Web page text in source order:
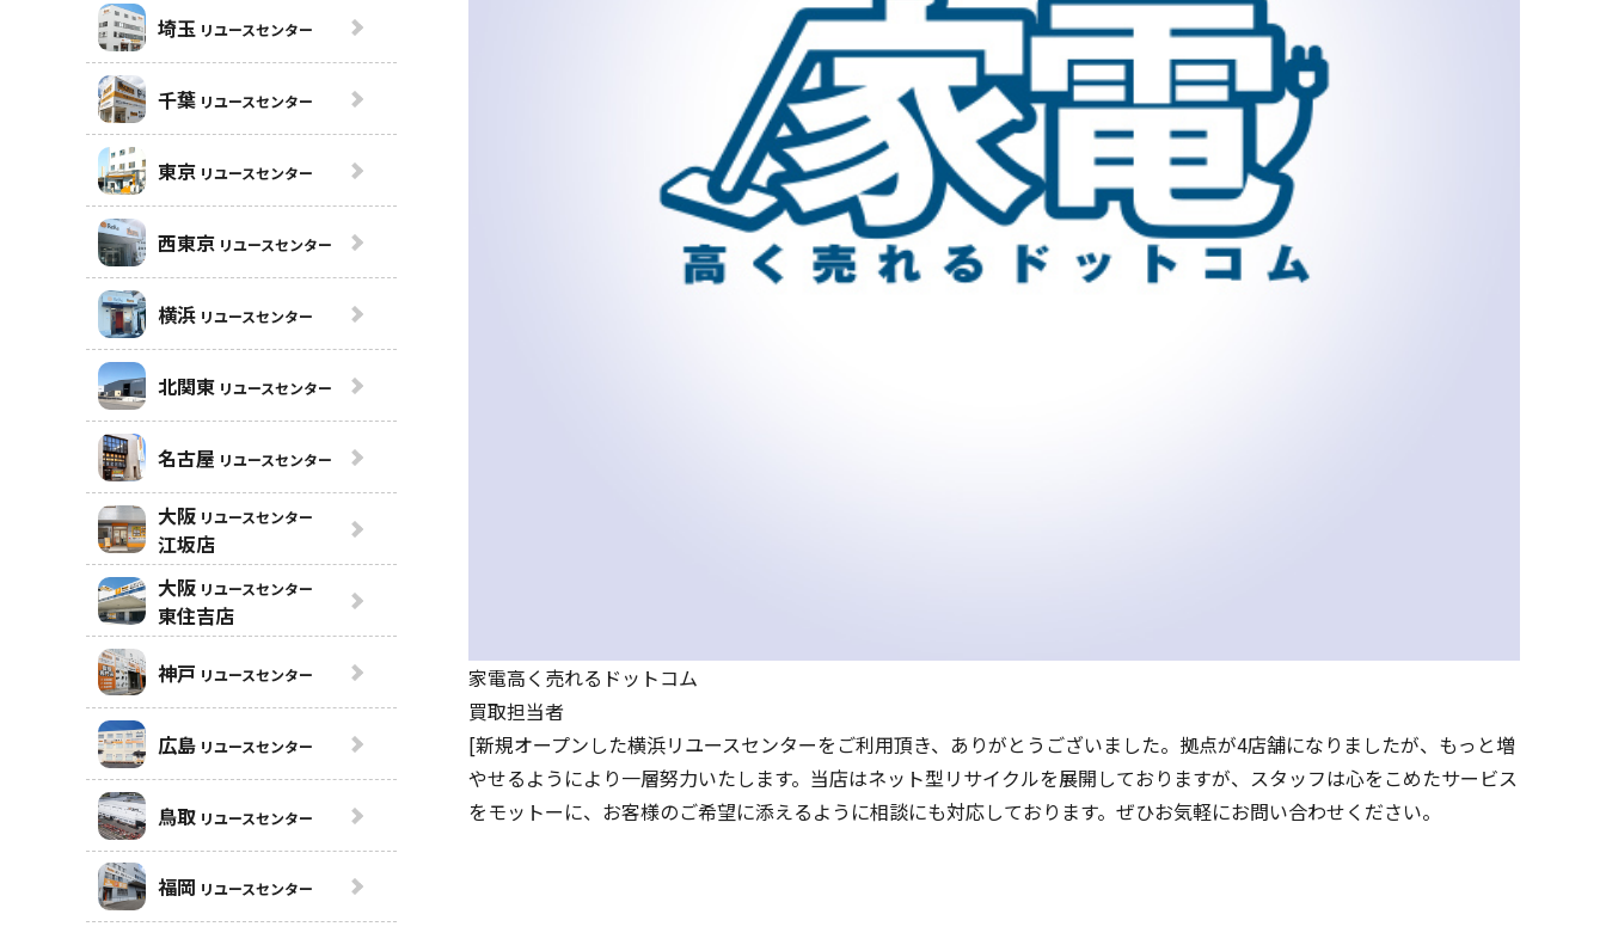
家電高く売れるドットコム
買取担当者
[新規オープンした横浜リユースセンターをご利用頂き、ありがとうございました。拠点が4店舗になりましたが、もっと増
やせるようにより一層努力いたします。当店はネット型リサイクルを展開しておりますが、スタッフは心をこめたサービス
をモットーに、お客様のご希望に添えるように相談にも対応しております。ぜひお気軽にお問い合わせください。
埼玉 リユースセンター
千葉 リユースセンター
東京 リユースセンター
西東京 リユースセンター
横浜 リユースセンター
北関東 リユースセンター
名古屋 リユースセンター
大阪 リユースセンター
江坂店
大阪 リユースセンター
東住吉店
神戸 リユースセンター
広島 リユースセンター
鳥取 リユースセンター
福岡 リユースセンター